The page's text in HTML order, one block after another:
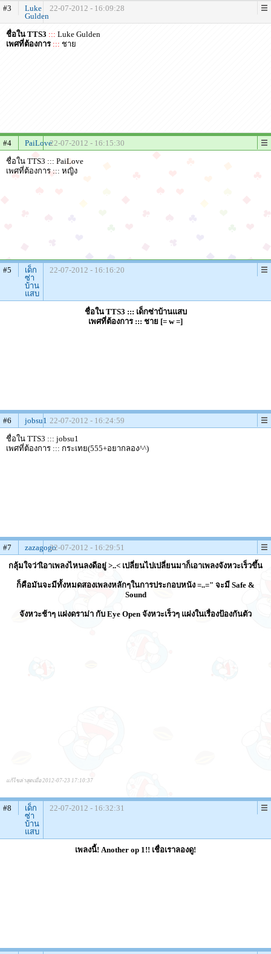
#3
Luke
Gulden
22-07-2012 - 16:09:28
ชื่อใน TTS3 ::: Luke Gulden
เพศที่ต้องการ ::: ชาย
#4 PaiLove22-07-2012 - 16:15:30
ชื่อใน TTS3 ::: PaiLove
เพศที่ต้องการ ::: หญิง
#5
เด็ก
ซ่า
บ้าน
แสบ
22-07-2012 - 16:16:20
ชื่อใน TTS3 ::: เด็กซ่าบ้านแสบ
เพศที่ต้องการ ::: ชาย [= w =]
#6 jobsu1 22-07-2012 - 16:24:59
ชื่อใน TTS3 ::: jobsu1
เพศที่ต้องการ ::: กระเทย(555+อยากลอง^^)
#7 zazagogo22-07-2012 - 16:29:51
กลุ้มใจว่าเิอาเพลงไหนลงดีอยู่ >..< เปลี่ยนไปเปลี่ยนมาก็เอาเพลงจังหวะเร็วขึ้น
ก็คือมันจะมีทั้งหมดสองเพลงหลักๆในการประกอบหนัง =..=" จะมี Safe &
Sound
จังหวะช้าๆ แฝงดราม่า กับ Eye Open จังหวะเร็วๆ แฝงในเรื่องป้องกันตัว
แก้ไขล่าสุดเมื่อ 2012-07-23 17:10:37
#8
เด็ก
ซ่า
บ้าน
แสบ
22-07-2012 - 16:32:31
เพลงนี้! Another op 1!! เชื่อเราลองดู!